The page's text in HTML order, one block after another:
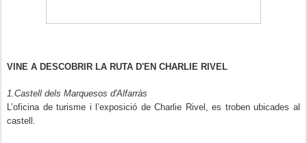
VINE A DESCOBRIR LA RUTA D'EN CHARLIE RIVEL
1.Castell dels Marquesos d'Alfarràs
L’oficina de turisme i l’exposició de Charlie Rivel, es troben ubicades al
castell.